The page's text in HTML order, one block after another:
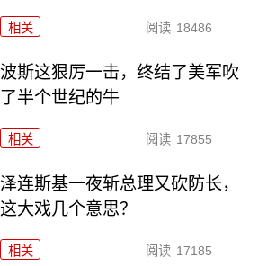
相关 阅读 18486
波斯这狠厉一击，终结了美军吹
了半个世纪的牛
相关 阅读 17855
泽连斯基一夜斩总理又砍防长，
这大戏几个意思？
相关 阅读 17185